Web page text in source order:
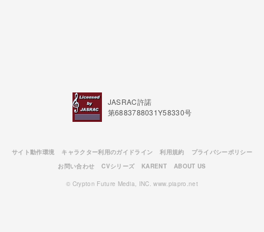
JASRAC許諾
第6883788031Y58330号
サイト動作環境 キャラクター利用のガイドライン 利用規約
プライバシーポリシー
お問い合わせ
CVシリーズ KARENT ABOUT US
© Crypton Future Media, INC. www.piapro.net